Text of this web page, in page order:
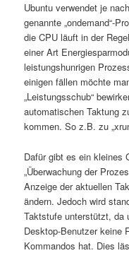
Ubuntu verwendet je
genannte „ondemand“-
die CPU läuft in der
einer Art
leistungshunrigen
einigen fällen möchte
„Leistungsschub“
automatischen Taktung
kommen. So z.B. zu
Dafür gibt es ein kleines
„Überwachung der
Anzeige der aktuellen
ändern. Jedoch wird
Taktstufe unterstützt, da
Desktop-Benutzer keine
Kommandos hat. Dies